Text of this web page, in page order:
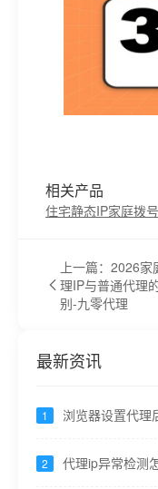
相关产品
住宅静态IP家庭拨
上一篇：2026
理IP与普通代理
别-九零代理
最新资讯
1
浏览器设置代理
2
代理ip异常检测